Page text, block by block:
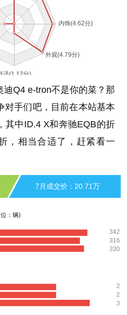
迪Q4 e-tron不是你的菜？那
对手们吧，目前在本站基本
其中ID.4 X和奔驰EQB的折
，相当合适了，赶紧看一
7月成交价：20.71万
：辆)
342
316
330
2
2
3